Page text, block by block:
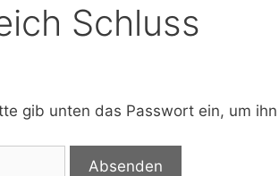
Schluss
gib unten das Passwort ein, um